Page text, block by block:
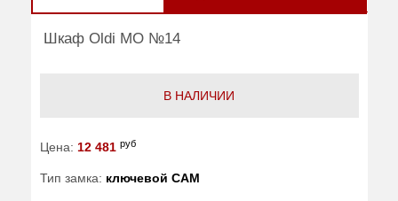
Шкаф Oldi МО №14
В НАЛИЧИИ
Цена: 12 481 руб
Тип замка: ключевой САМ